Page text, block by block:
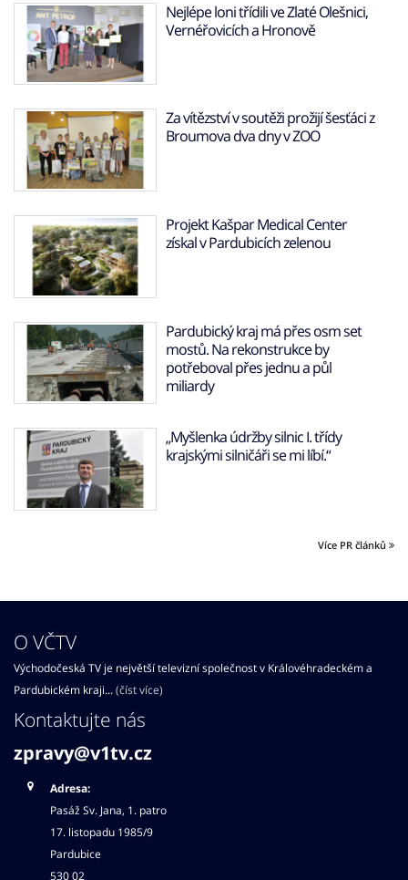
Nejlépe loni třídili ve Zlaté Olešnici,
Vernéřovicích a Hronově
Za vítězství v soutěži prožijí šesťáci z
Broumova dva dny v ZOO
Projekt Kašpar Medical Center
získal v Pardubicích zelenou
Pardubický kraj má přes osm set
mostů. Na rekonstrukce by
potřeboval přes jednu a půl
miliardy
„Myšlenka údržby silnic I. třídy
krajskými silničáři se mi líbí.“
Více PR článků
O VČTV
Východočeská TV je největší televizní společnost v Královéhradeckém a
Pardubickém kraji... (číst více)
Kontaktujte nás
zpravy@v1tv.cz
Adresa:
Pasáž Sv. Jana, 1. patro
17. listopadu 1985/9
Pardubice
530 02